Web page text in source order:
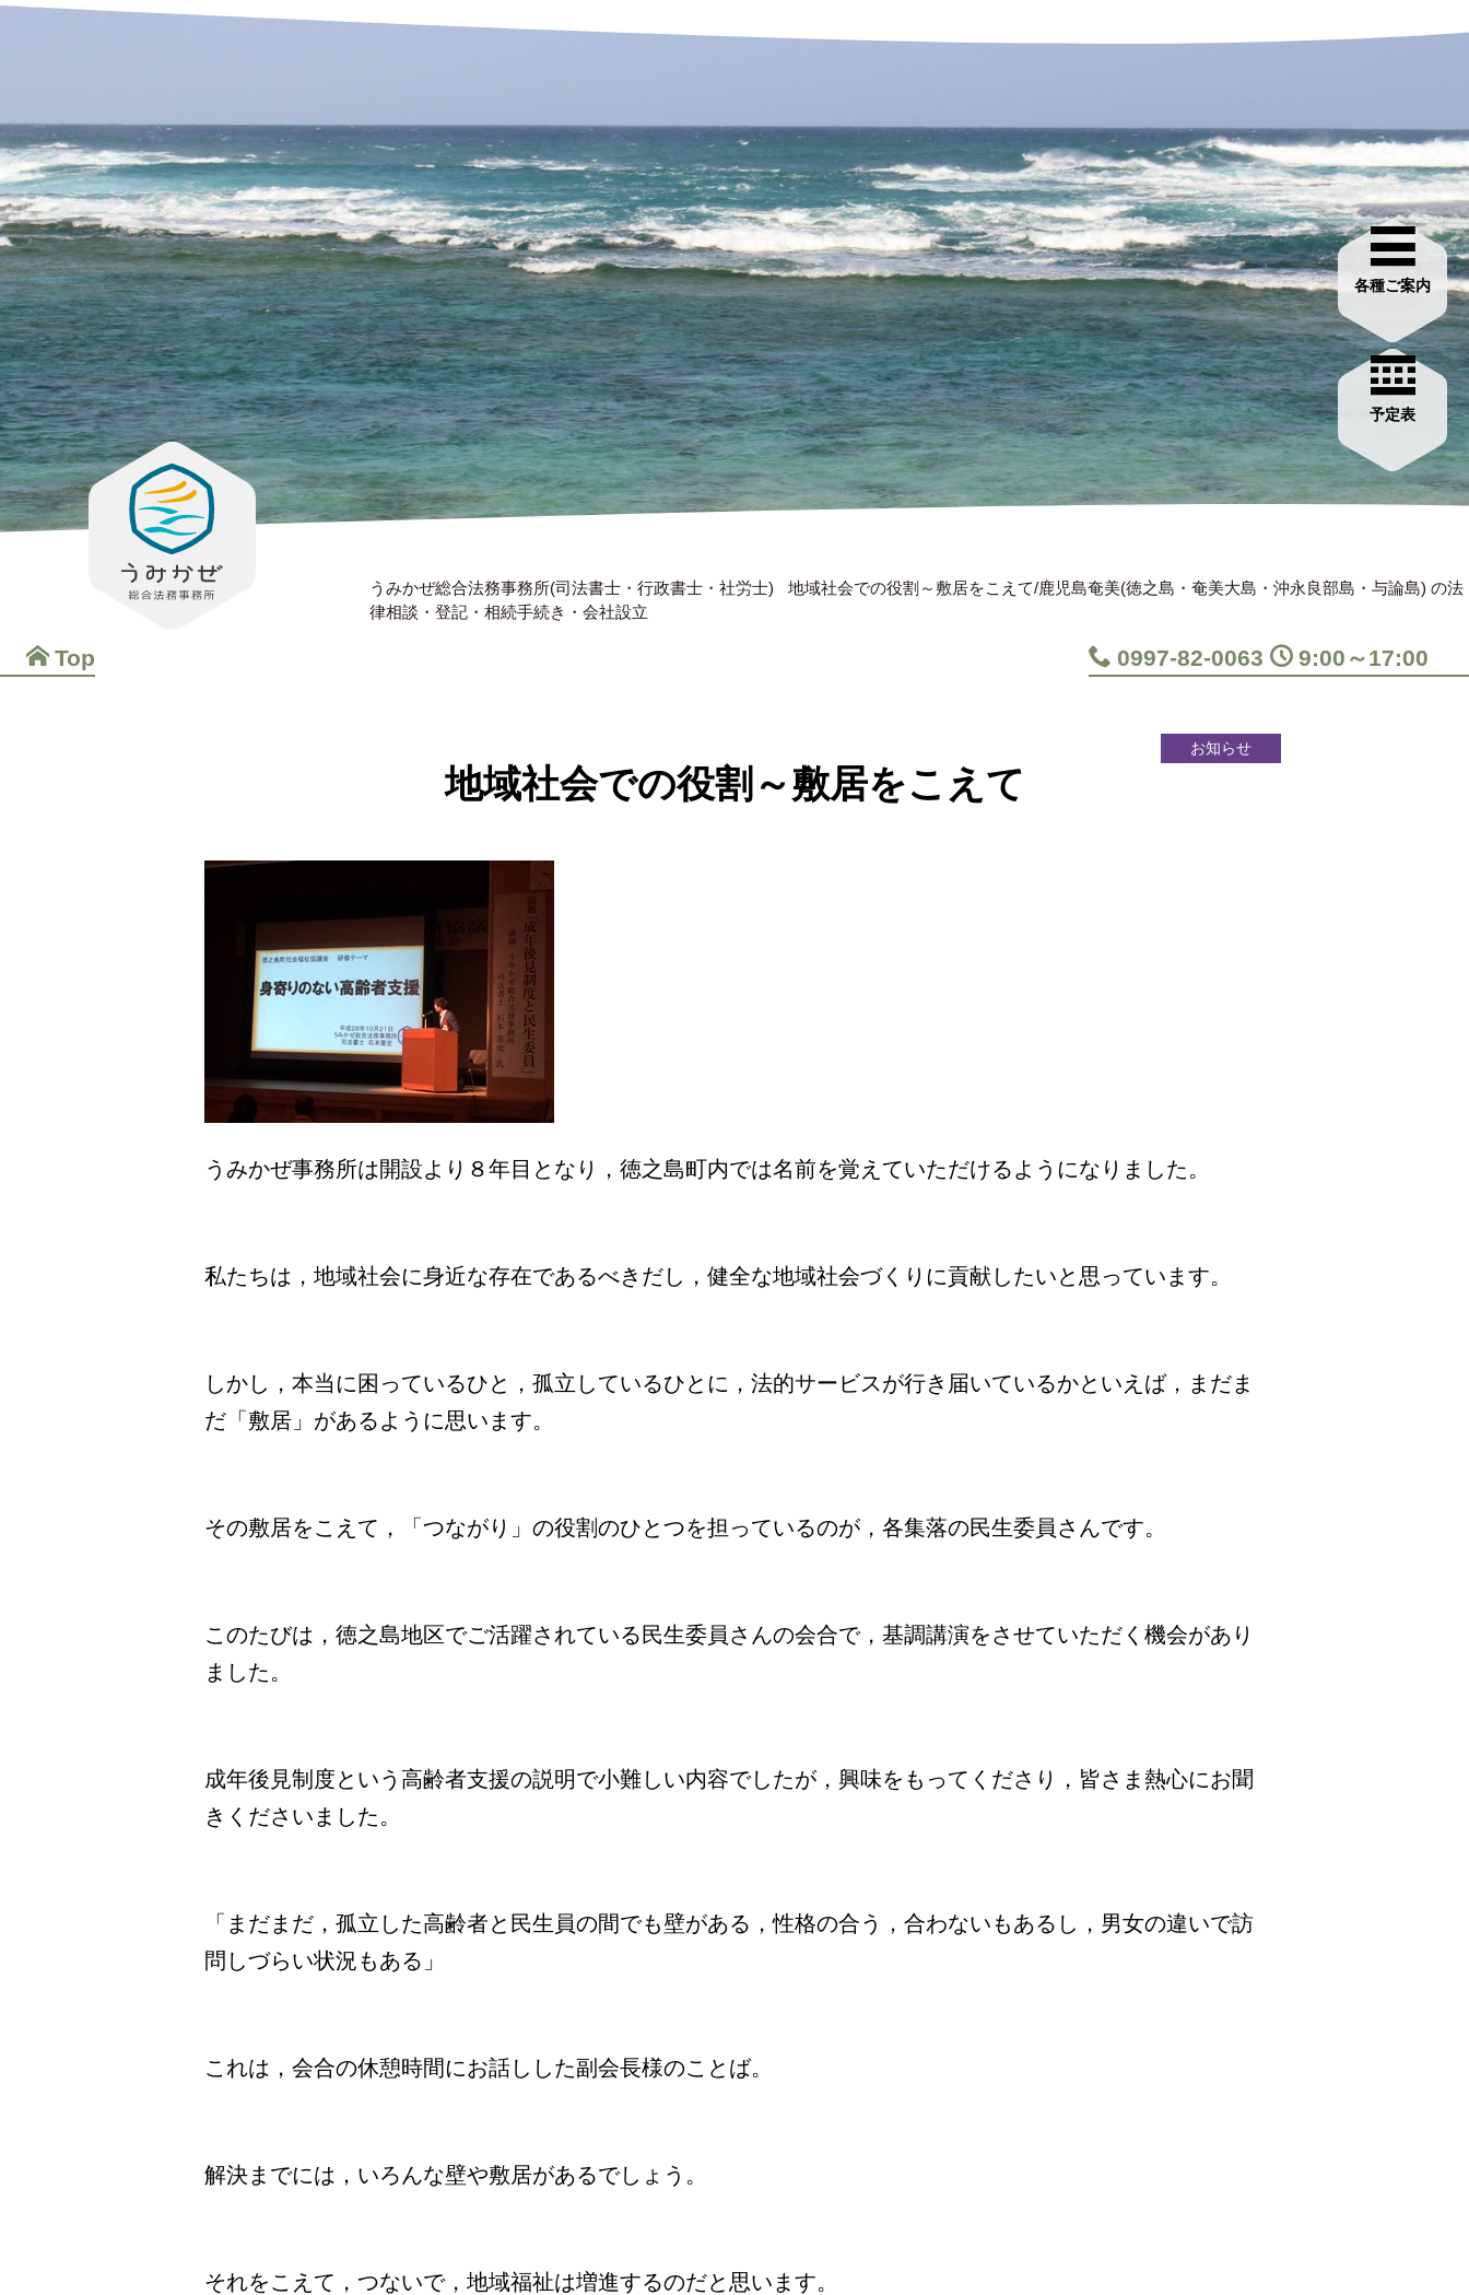
Top 0997-82-0063 9:00～17:00
各種ご案内
予定表
うみかぜ総合法務事務所(司法書士・行政書士・社労士)
地域社会での役割～敷居をこえて/鹿児島奄美(徳之島・奄美大島・沖永良部島・与論島) の法
律相談・登記・相続手続き・会社設立
地域社会での役割～敷居をこえて
お知らせ
うみかぜ事務所は開設より８年目となり，徳之島町内では名前を覚えていただけるようになりました。
私たちは，地域社会に身近な存在であるべきだし，健全な地域社会づくりに貢献したいと思っています。
しかし，本当に困っているひと，孤立しているひとに，法的サービスが行き届いているかといえば，まだま
だ「敷居」があるように思います。
その敷居をこえて，「つながり」の役割のひとつを担っているのが，各集落の民生委員さんです。
このたびは，徳之島地区でご活躍されている民生委員さんの会合で，基調講演をさせていただく機会があり
ました。
成年後見制度という高齢者支援の説明で小難しい内容でしたが，興味をもってくださり，皆さま熱心にお聞
きくださいました。
「まだまだ，孤立した高齢者と民生員の間でも壁がある，性格の合う，合わないもあるし，男女の違いで訪
問しづらい状況もある」
これは，会合の休憩時間にお話しした副会長様のことば。
解決までには，いろんな壁や敷居があるでしょう。
それをこえて，つないで，地域福祉は増進するのだと思います。